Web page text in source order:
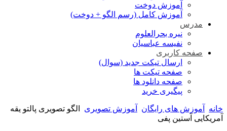
آموزش دوخت
آموزش کامل (رسم الگو + دوخت)
مدرس
نیره بحرالعلوم
نفیسه عباسیان
صفحه کاربری
ارسال تیکت جدید (سوال)
صفحه تیکت ها
صفحه دانلود ها
پیگیری خرید
خانه آموزش های رایگان آموزش تصویری
الگو تصویری پالتو یقه
آمریکایی آستین پفی